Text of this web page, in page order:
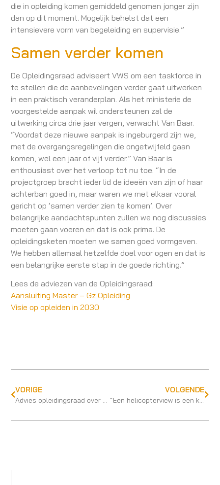
die in opleiding komen gemiddeld genomen jonger zijn
dan op dit moment. Mogelijk behelst dat een
intensievere vorm van begeleiding en supervisie.”
Samen verder komen
De Opleidingsraad adviseert VWS om een taskforce in
te stellen die de aanbevelingen verder gaat uitwerken
in een praktisch veranderplan. Als het ministerie de
voorgestelde aanpak wil ondersteunen zal de
uitwerking circa drie jaar vergen, verwacht Van Baar.
“Voordat deze nieuwe aanpak is ingeburgerd zijn we,
met de overgangsregelingen die ongetwijfeld gaan
komen, wel een jaar of vijf verder.” Van Baar is
enthousiast over het verloop tot nu toe. “In de
projectgroep bracht ieder lid de ideeën van zijn of haar
achterban goed in, maar waren we met elkaar vooral
gericht op ‘samen verder zien te komen’. Over
belangrijke aandachtspunten zullen we nog discussies
moeten gaan voeren en dat is ook prima. De
opleidingsketen moeten we samen goed vormgeven.
We hebben allemaal hetzelfde doel voor ogen en dat is
een belangrijke eerste stap in de goede richting.”
Lees de adviezen van de Opleidingsraad:
Aansluiting Master – Gz Opleiding
Visie op opleiden in 2030
VORIGE
Advies opleidingsraad over Aansluiting Master – Gz
VOLGENDE
“Een helicopterview is een kwaliteit die we in ons beroepenveld hard nodig hebben”